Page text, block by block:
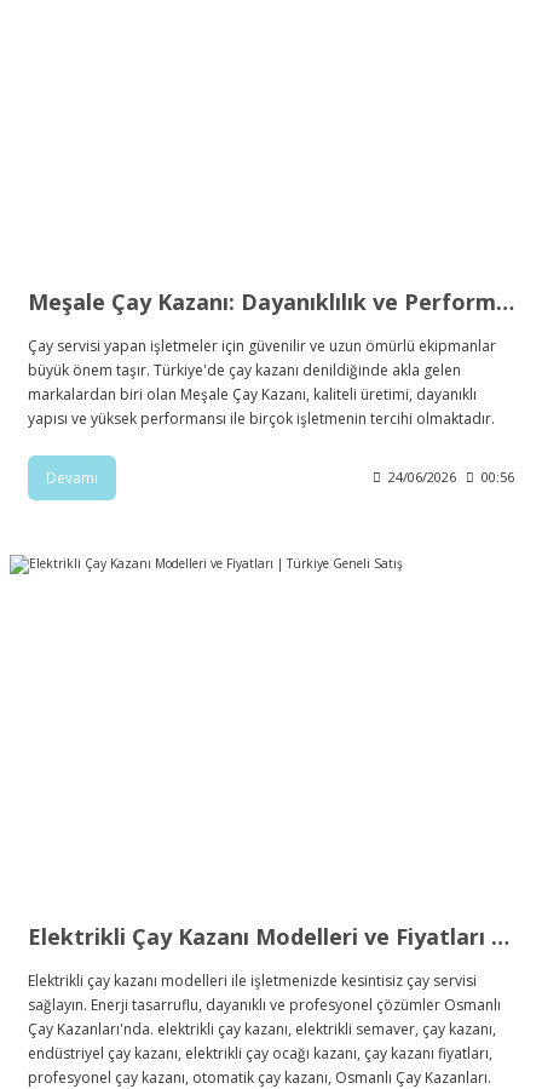
Meşale Çay Kazanı: Dayanıklılık ve Performansın Buluştuğu Nokta
Çay servisi yapan işletmeler için güvenilir ve uzun ömürlü ekipmanlar
büyük önem taşır. Türkiye'de çay kazanı denildiğinde akla gelen
markalardan biri olan Meşale Çay Kazanı, kaliteli üretimi, dayanıklı
yapısı ve yüksek performansı ile birçok işletmenin tercihi olmaktadır.
Devamı 24/06/2026 00:56
Elektrikli Çay Kazanı Modelleri ve Fiyatları | Türkiye Geneli Satış
Elektrikli çay kazanı modelleri ile işletmenizde kesintisiz çay servisi
sağlayın. Enerji tasarruflu, dayanıklı ve profesyonel çözümler Osmanlı
Çay Kazanları'nda. elektrikli çay kazanı, elektrikli semaver, çay kazanı,
endüstriyel çay kazanı, elektrikli çay ocağı kazanı, çay kazanı fiyatları,
profesyonel çay kazanı, otomatik çay kazanı, Osmanlı Çay Kazanları.